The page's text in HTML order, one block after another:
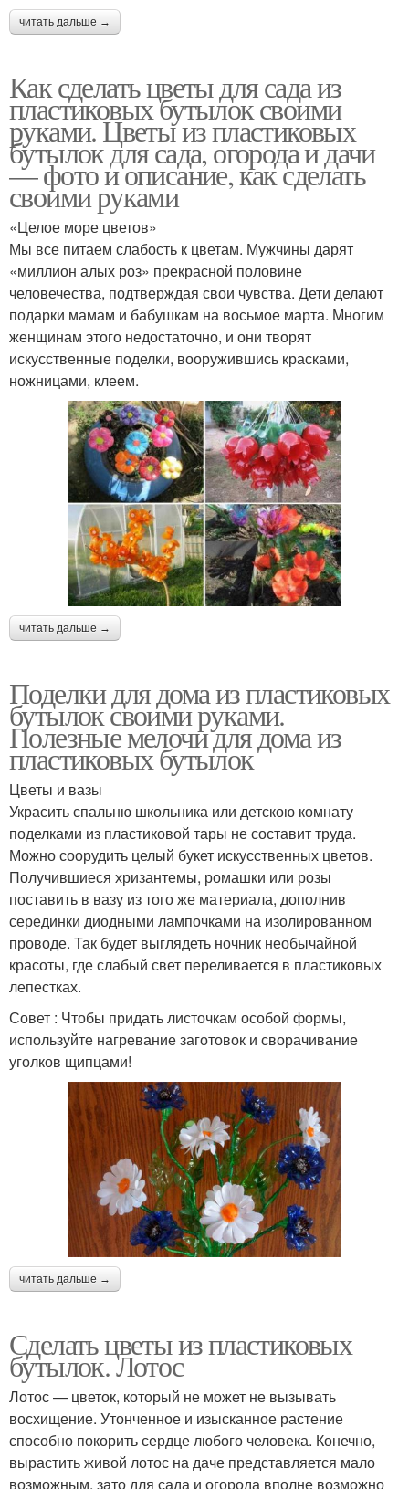
читать дальше →
Как сделать цветы для сада из
пластиковых бутылок своими
руками. Цветы из пластиковых
бутылок для сада, огорода и дачи
— фото и описание, как сделать
своими руками
«Целое море цветов»
Мы все питаем слабость к цветам. Мужчины дарят
«миллион алых роз» прекрасной половине
человечества, подтверждая свои чувства. Дети делают
подарки мамам и бабушкам на восьмое марта. Многим
женщинам этого недостаточно, и они творят
искусственные поделки, вооружившись красками,
ножницами, клеем.
читать дальше →
Поделки для дома из пластиковых
бутылок своими руками.
Полезные мелочи для дома из
пластиковых бутылок
Цветы и вазы
Украсить спальню школьника или детскою комнату
поделками из пластиковой тары не составит труда.
Можно соорудить целый букет искусственных цветов.
Получившиеся хризантемы, ромашки или розы
поставить в вазу из того же материала, дополнив
серединки диодными лампочками на изолированном
проводе. Так будет выглядеть ночник необычайной
красоты, где слабый свет переливается в пластиковых
лепестках.
Совет : Чтобы придать листочкам особой формы,
используйте нагревание заготовок и сворачивание
уголков щипцами!
читать дальше →
Сделать цветы из пластиковых
бутылок. Лотос
Лотос — цветок, который не может не вызывать
восхищение. Утонченное и изысканное растение
способно покорить сердце любого человека. Конечно,
вырастить живой лотос на даче представляется мало
возможным, зато для сада и огорода вполне возможно